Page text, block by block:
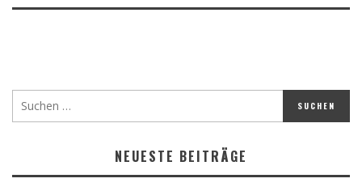
NEUESTE BEITRÄGE